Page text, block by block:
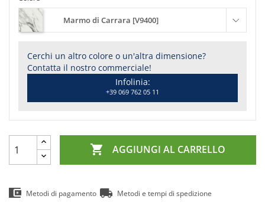
Marmo di Carrara [V9400]
Cerchi un altro colore o un'altra dimensione?
Contatta il nostro commerciale!
Infolinia:
+39 069 762 05 11
 AGGIUNGI AL CARRELLO
Metodi di pagamento Metodi e tempi di spedizione